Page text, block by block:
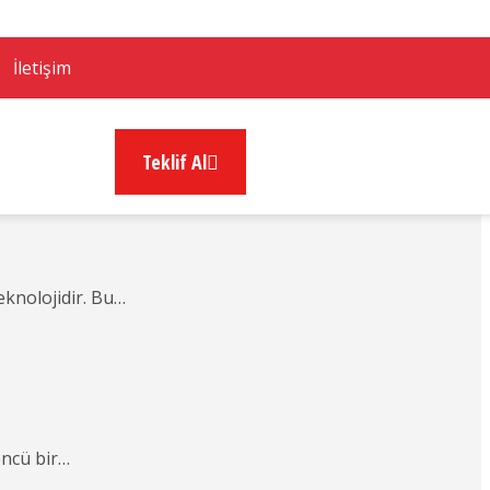
İletişim
Teklif Al
Bu…
bir…